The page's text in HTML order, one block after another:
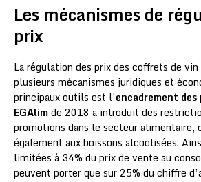
Les mécanismes de
prix
La régulation des prix des coffrets de vin
plusieurs mécanismes juridiques et
principaux outils est l’encadrement
EGAlimde 2018 a introduit des
promotions dans le secteur alimentaire,
également aux boissons alcoolisées.
limitées à 34% du prix de vente au
peuvent porter que sur 25% du chiffre